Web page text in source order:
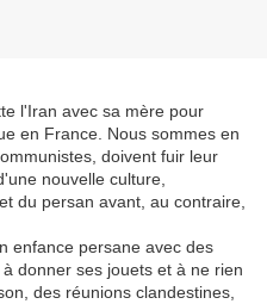
l'Iran avec sa mère pour
en France. Nous sommes en
doivent fuir leur
nouvelle culture,
du persan avant, au contraire,
enfance persane avec des
donner ses jouets et à ne rien
des réunions clandestines,